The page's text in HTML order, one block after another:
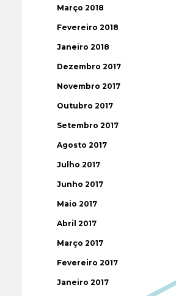
Março 2018
Fevereiro 2018
Janeiro 2018
Dezembro 2017
Novembro 2017
Outubro 2017
Setembro 2017
Agosto 2017
Julho 2017
Junho 2017
Maio 2017
Abril 2017
Março 2017
Fevereiro 2017
Janeiro 2017